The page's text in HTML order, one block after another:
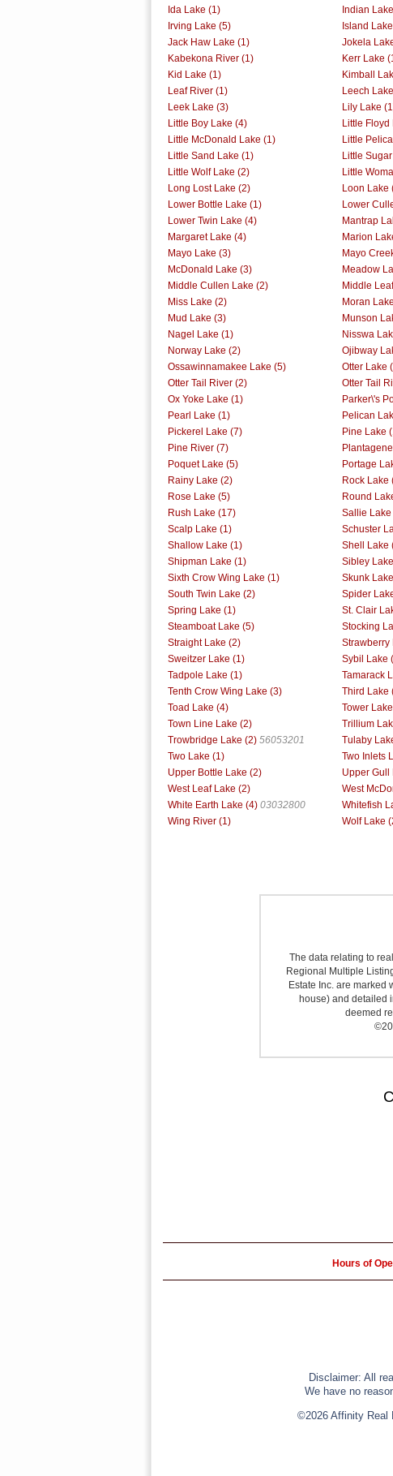
Ida Lake (1)
Indian
Irving Lake (5)
Island
Jack Haw Lake (1)
Jokela
Kabekona River (1)
Kerr Lake
Kid Lake (1)
Kimball
Leaf River (1)
Leech
Leek Lake (3)
Lily Lake
Little Boy Lake (4)
Little Floyd
Little McDonald Lake (1)
Little
Little Sand Lake (1)
Little
Little Wolf Lake (2)
Little
Long Lost Lake (2)
Loon Lake
Lower Bottle Lake (1)
Lower
Lower Twin Lake (4)
Mantrap
Margaret Lake (4)
Marion
Mayo Lake (3)
Mayo
McDonald Lake (3)
Meadow
Middle Cullen Lake (2)
Middle
Miss Lake (2)
Moran
Mud Lake (3)
Munson
Nagel Lake (1)
Nisswa
Norway Lake (2)
Ojibway
Ossawinnamakee Lake (5)
Otter Lake
Otter Tail River (2)
Otter Tail
Ox Yoke Lake (1)
Parker\'s
Pearl Lake (1)
Pelican
Pickerel Lake (7)
Pine Lake
Pine River (7)
Poquet Lake (5)
Portage
Rainy Lake (2)
Rock Lake
Rose Lake (5)
Round
Rush Lake (17)
Sallie Lake
Scalp Lake (1)
Schuster
Shallow Lake (1)
Shell Lake
Shipman Lake (1)
Sibley
Sixth Crow Wing Lake (1)
Skunk
South Twin Lake (2)
Spider
Spring Lake (1)
St. Clair
Steamboat Lake (5)
Stocking
Straight Lake (2)
Strawberry
Sweitzer Lake (1)
Sybil Lake
Tadpole Lake (1)
Tamarack
Tenth Crow Wing Lake (3)
Third Lake
Toad Lake (4)
Tower
Town Line Lake (2)
Trillium
Trowbridge Lake (2) 56053201 Tulaby
Two Lake (1)
Two Inlets
Upper Bottle Lake (2)
Upper Gull
West Leaf Lake (2)
West
White Earth Lake (4) 03032800 Whitefish
Wing River (1)
Wolf Lake
The data relating to
Regional Multiple
Estate Inc. are marked
house) and detailed
deemed
Hours of
Disclaimer: All
We have no
©2026 Affinity Real